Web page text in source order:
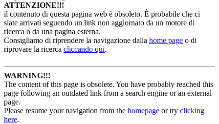
ATTENZIONE!!!
il contenuto di questa pagina web è obsoleto. È probabile che ci
siate arrivati seguendo un link non aggiornato da un motore di
ricerca o da una pagina esterna.
Consigliamo di riprendere la navigazione dalla home page o di
riprovare la ricerca cliccando qui.
WARNING!!!
The content of this page is obsolete. You have probably reached this
page following an outdated link from a search engine or an external
page.
Please resume your navigation from the homepage or try clicking
here.